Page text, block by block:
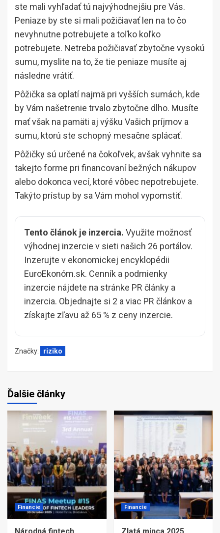
ste mali vyhľadať tú najvýhodnejšiu pre Vás.
Peniaze by ste si mali požičiavať len na to čo
nevyhnutne potrebujete a toľko koľko
potrebujete. Netreba požičiavať zbytočne vysokú
sumu, myslite na to, že tie peniaze musíte aj
následne vrátiť.
Pôžička sa oplatí najmä pri vyšších sumách, kde
by Vám našetrenie trvalo zbytočne dlho. Musíte
mať však na pamäti aj výšku Vašich príjmov a
sumu, ktorú ste schopný mesačne splácať.
Pôžičky sú určené na čokoľvek, avšak vyhnite sa
takejto forme pri financovaní bežných nákupov
alebo dokonca vecí, ktoré vôbec nepotrebujete.
Takýto prístup by sa Vám mohol vypomstiť.
Tento článok je inzercia. Využite možnosť
výhodnej inzercie v sieti našich 26 portálov.
Inzerujte v ekonomickej encyklopédii
EuroEkonóm.sk. Cenník a podmienky
inzercie nájdete na stránke PR články a
inzercia. Objednajte si 2 a viac PR článkov a
získajte zľavu až 65 % z ceny inzercie.
Značky: riziko
Ďalšie články
Financie Financie